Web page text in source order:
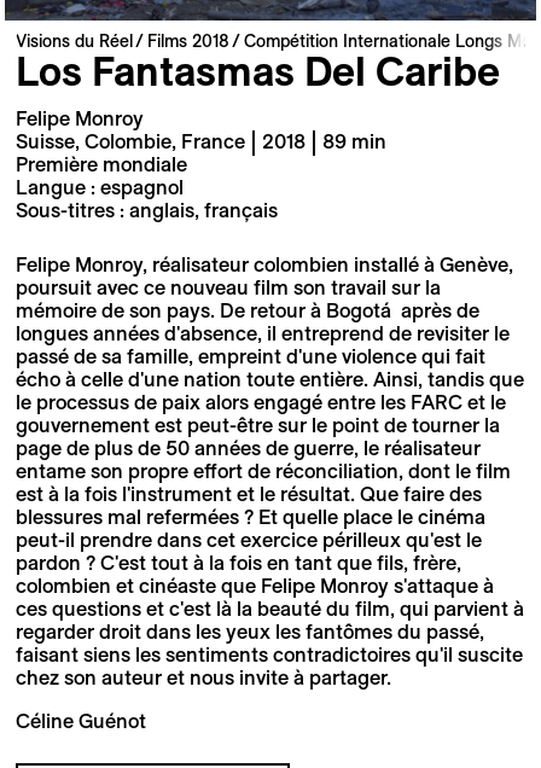
Visions du Réel Films 2018 Compétition Internationale Longs
Los Fantasmas Del Caribe
Felipe Monroy
Suisse, Colombie, France | 2018 | 89 min
Première mondiale
Langue : espagnol
Sous-titres : anglais, français
Felipe Monroy, réalisateur colombien installé à Genève,
poursuit avec ce nouveau film son travail sur la
mémoire de son pays. De retour à Bogotá après de
longues années d'absence, il entreprend de revisiter le
passé de sa famille, empreint d'une violence qui fait
écho à celle d'une nation toute entière. Ainsi, tandis que
le processus de paix alors engagé entre les FARC et le
gouvernement est peut-être sur le point de tourner la
page de plus de 50 années de guerre, le réalisateur
entame son propre effort de réconciliation, dont le film
est à la fois l'instrument et le résultat. Que faire des
blessures mal refermées ? Et quelle place le cinéma
peut-il prendre dans cet exercice périlleux qu'est le
pardon ? C'est tout à la fois en tant que fils, frère,
colombien et cinéaste que Felipe Monroy s'attaque à
ces questions et c'est là la beauté du film, qui parvient à
regarder droit dans les yeux les fantômes du passé,
faisant siens les sentiments contradictoires qu'il suscite
chez son auteur et nous invite à partager.
Céline Guénot